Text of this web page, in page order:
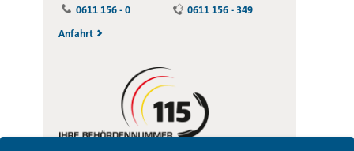
0611 156 - 0
0611 156 - 349
Anfahrt